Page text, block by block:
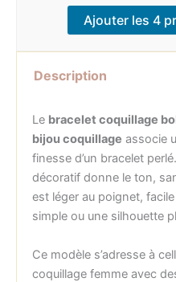
Ajouter les 4
Description
Le bracelet coquillage
bijou coquillage associe
finesse d’un bracelet
décoratif donne le ton,
est léger au poignet,
simple ou une silhouette
Ce modèle s’adresse à
coquillage femme avec